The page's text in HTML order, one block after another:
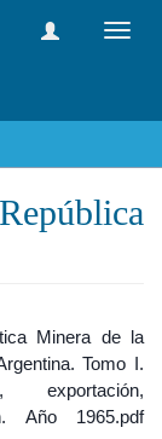
Minera de la
Tomo I.
exportación,
Año 1965.pdf